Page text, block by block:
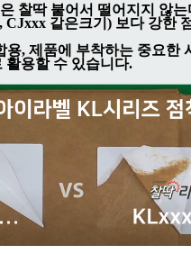
찰딱 붙어서 떨어지지 않는
같은크기) 보다 강한
, 제품에 부착하는 중요한
활용할 수 있습니다.